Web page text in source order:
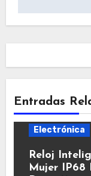
Entradas
Electrónica
Reloj
Mujer IP68